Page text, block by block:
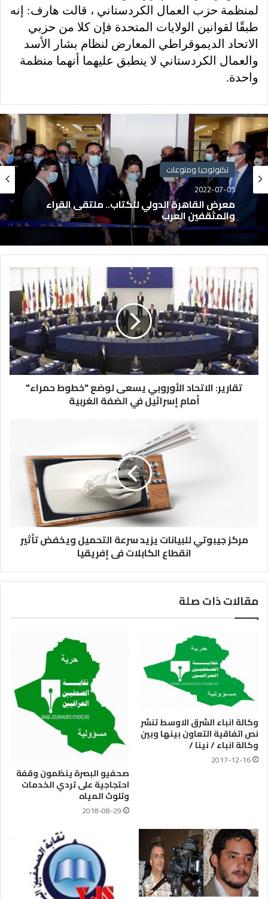
لمنظمة حزب العمال الكردستاني ، قالت هارف: إنه
طبقًا لقوانين الولايات المتحدة فإن كلا من حزبي
الاتحاد الديموقراطي المعارض لنظام بشار الأسد
والعمال الكردستاني لا ينطبق عليهما أنهما منظمة
واحدة.
تكنولوجيا ومنوعات
2022-07-05
معرض القاهرة الدولي للكتاب.. ملتقى القراء
والمثقفين العرب
تقارير: الاتحاد الأوروبي يسعى لوضع "خطوط حمراء"
أمام إسرائيل في الضفة الغربية
مركز جيبوتي للبيانات يزيد سرعة التحميل ويخفض تأثير
انقطاع الكابلات فى إفريقيا
مقالات ذات صلة
وكالة انباء الشرق الاوسط تنشر
نص اتفاقية التعاون بينها وبين
وكالة انباء / نينا /
2017-12-16
صحفيو البصرة ينظمون وقفة
احتجاجية على تردي الخدمات
وتلوث المياه
2018-08-29